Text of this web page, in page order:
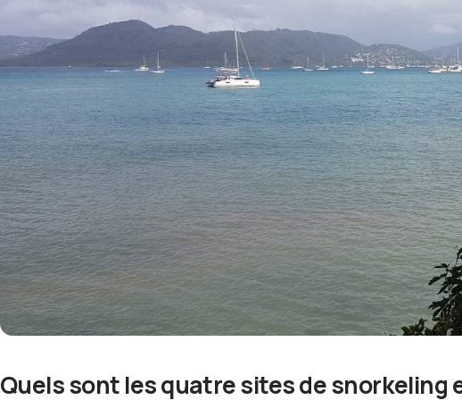
Quels sont les quatre sites de snorkeling